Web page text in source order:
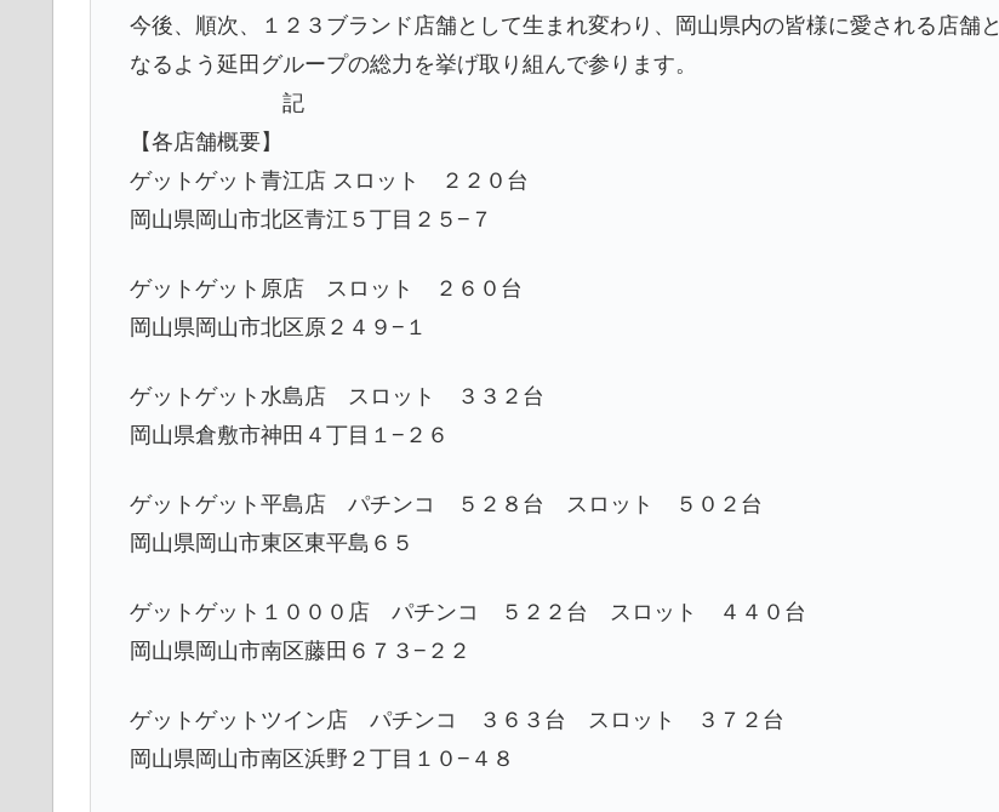
今後、順次、１２３ブランド店舗として生まれ変わり、岡山県内の皆様に愛される店舗と
なるよう延田グループの総力を挙げ取り組んで参ります。
記
【各店舗概要】
ゲットゲット青江店 スロット ２２０台
岡山県岡山市北区青江５丁目２５−７
ゲットゲット原店 スロット ２６０台
岡山県岡山市北区原２４９−１
ゲットゲット水島店 スロット ３３２台
岡山県倉敷市神田４丁目１−２６
ゲットゲット平島店 パチンコ ５２８台 スロット ５０２台
岡山県岡山市東区東平島６５
ゲットゲット１０００店 パチンコ ５２２台 スロット ４４０台
岡山県岡山市南区藤田６７３−２２
ゲットゲットツイン店 パチンコ ３６３台 スロット ３７２台
岡山県岡山市南区浜野２丁目１０−４８